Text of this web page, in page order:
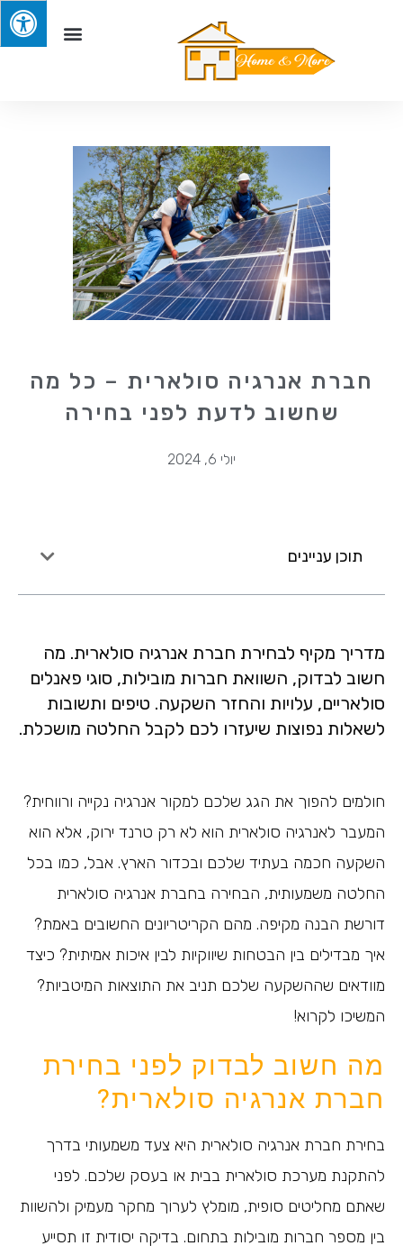
חברת אנרגיה סולארית – כל מה
שחשוב לדעת לפני בחירה
יולי 6, 2024
תוכן עניינים
מדריך מקיף לבחירת חברת אנרגיה סולארית. מה
חשוב לבדוק, השוואת חברות מובילות, סוגי פאנלים
סולאריים, עלויות והחזר השקעה. טיפים ותשובות
לשאלות נפוצות שיעזרו לכם לקבל החלטה מושכלת.
חולמים להפוך את הגג שלכם למקור אנרגיה נקייה ורווחית?
המעבר לאנרגיה סולארית הוא לא רק טרנד ירוק, אלא הוא
השקעה חכמה בעתיד שלכם ובכדור הארץ. אבל, כמו בכל
החלטה משמעותית, הבחירה בחברת אנרגיה סולארית
דורשת הבנה מקיפה. מהם הקריטריונים החשובים באמת?
איך מבדילים בין הבטחות שיווקיות לבין איכות אמיתית? כיצד
מוודאים שההשקעה שלכם תניב את התוצאות המיטביות?
המשיכו לקרוא!
מה חשוב לבדוק לפני בחירת
חברת אנרגיה סולארית?
בחירת חברת אנרגיה סולארית היא צעד משמעותי בדרך
להתקנת מערכת סולארית בבית או בעסק שלכם. לפני
שאתם מחליטים סופית, מומלץ לערוך מחקר מעמיק ולהשוות
בין מספר חברות מובילות בתחום. בדיקה יסודית זו תסייע